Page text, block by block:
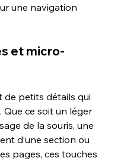
une navigation
et micro-
de petits détails qui
ce soit un léger
de la souris, une
d’une section ou
pages, ces touches